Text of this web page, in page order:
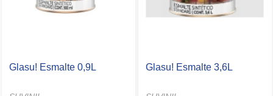
Glasu! Esmalte 0,9L Glasu! Esmalte 3,6L